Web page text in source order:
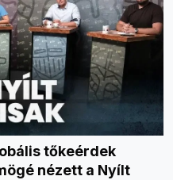
tőkeérdek
nézett a Nyílt